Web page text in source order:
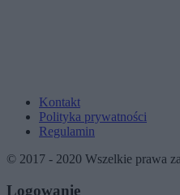
Kontakt
Polityka prywatności
Regulamin
© 2017 - 2020 Wszelkie prawa
Logowanie